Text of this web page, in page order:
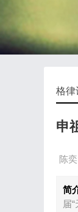
格律
申
陈
简
届